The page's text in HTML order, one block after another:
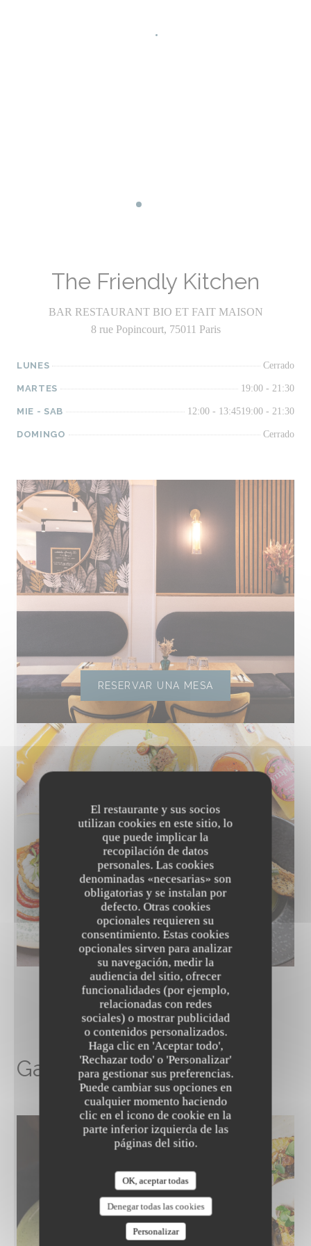
El restaurante y sus socios
utilizan cookies en este sitio, lo
que puede implicar la
recopilación de datos
personales. Las cookies
denominadas «necesarias» son
obligatorias y se instalan por
defecto. Otras cookies
opcionales requieren su
consentimiento. Estas cookies
opcionales sirven para analizar
su navegación, medir la
audiencia del sitio, ofrecer
funcionalidades (por ejemplo,
relacionadas con redes
sociales) o mostrar publicidad
o contenidos personalizados.
Haga clic en 'Aceptar todo',
'Rechazar todo' o 'Personalizar'
para gestionar sus preferencias.
Puede cambiar sus opciones en
cualquier momento haciendo
clic en el icono de cookie en la
parte inferior izquierda de las
páginas del sitio.
OK, aceptar todas
Denegar todas las cookies
Personalizar
Facebook ((abre en una nueva
The Friendly Kitchen
BAR RESTAURANT BIO ET FAIT MAISON
8 rue Popincourt, 75011 Paris
LUNES Cerrado
MARTES 19:00 - 21:30
MIE - SAB 12:00 - 13:4519:00 - 21:30
DOMINGO Cerrado
RESERVAR UNA MESA
DESCUBRIR NUESTRA CARTA
Galería de imágenes
The Friendly Kitchen